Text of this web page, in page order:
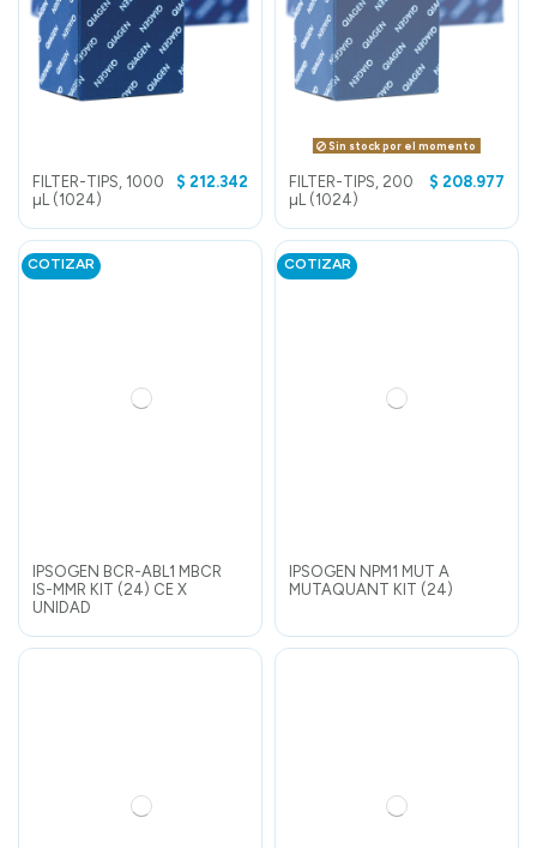
FILTER-TIPS, 1000
µL (1024)
$ 212.342
Sin stock por el momento
FILTER-TIPS, 200
µL (1024)
$ 208.977
COTIZAR
IPSOGEN BCR-ABL1 MBCR
IS-MMR KIT (24) CE X
UNIDAD
COTIZAR
IPSOGEN NPM1 MUT A
MUTAQUANT KIT (24)